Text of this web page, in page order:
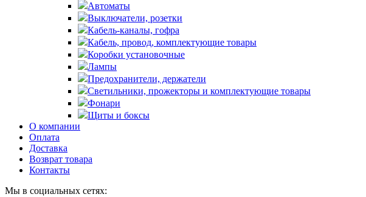
Автоматы
Выключатели, розетки
Кабель-каналы, гофра
Кабель, провод, комплектующие товары
Коробки установочные
Лампы
Предохранители, держатели
Светильники, прожекторы и комплектующие товары
Фонари
Щиты и боксы
О компании
Оплата
Доставка
Возврат товара
Контакты
Мы в социальных сетях: